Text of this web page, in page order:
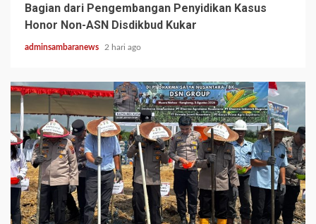
Bagian dari Pengembangan Penyidikan Kasus
Honor Non-ASN Disdikbud Kukar
adminsambaranews 2 hari ago